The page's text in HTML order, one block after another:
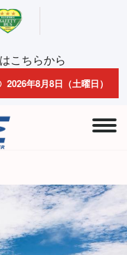
こちらから
2026年8月8日（土曜日）